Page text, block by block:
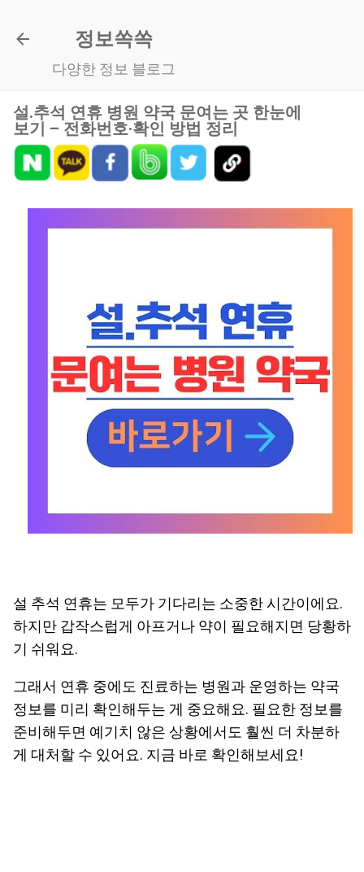
정보쏙쏙
다양한 정보 블로그
설.추석 연휴 병원 약국 문여는 곳 한눈에
보기 – 전화번호·확인 방법 정리
설 추석 연휴는 모두가 기다리는 소중한 시간이에요.
하지만 갑작스럽게 아프거나 약이 필요해지면 당황하
기 쉬워요.
그래서 연휴 중에도 진료하는 병원과 운영하는 약국
정보를 미리 확인해두는 게 중요해요. 필요한 정보를
준비해두면 예기치 않은 상황에서도 훨씬 더 차분하
게 대처할 수 있어요. 지금 바로 확인해보세요!